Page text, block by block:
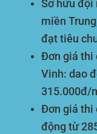
Sở hữu đội
miền
đạt tiêu
Đơn giá thi
Vinh: dao
315.000đ/
Đơn giá thi
động từ